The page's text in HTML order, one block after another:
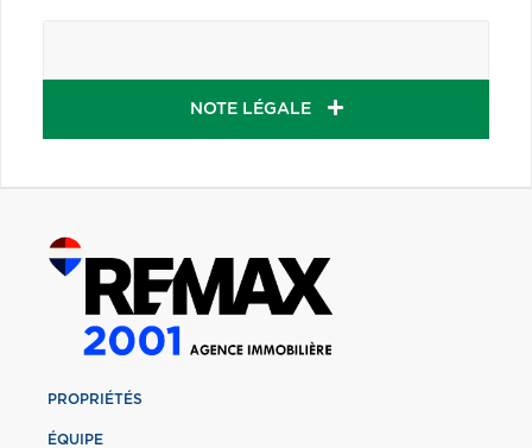
NOTE LÉGALE
PROPRIÉTÉS
ÉQUIPE